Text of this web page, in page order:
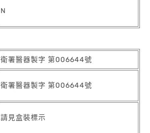
N
衛署醫器製字 第006644號
衛署醫器製字 第006644號
請見盒裝標示